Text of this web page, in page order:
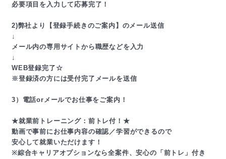
必要項目を入力して応募完了！
2)弊社より【登録手続きのご案内】のメール送信
↓
メール内の専用サイトから職歴などを入力
↓
WEB登録完了☆
※登録済の方には受付完了メールを送信
3）電話orメールでお仕事をご案内！
★就業前トレーニング：前トレ付！★
動画で事前にお仕事内容の確認／学習ができるので
安心して就業いただけます！
※綜合キャリアオプションなら全案件、安心の「前トレ」付き